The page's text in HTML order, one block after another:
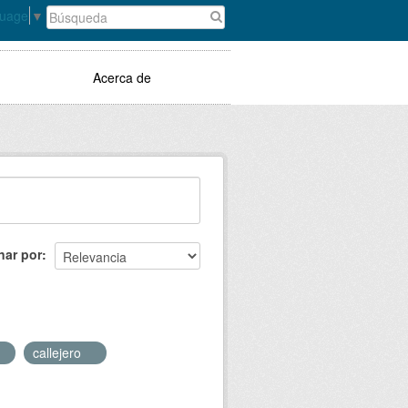
▼
Acerca de
por
callejero